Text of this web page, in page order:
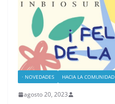
· NOVEDADES HACIA LA COMUNIDAD
agosto 20, 2023